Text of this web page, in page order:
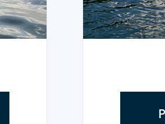
des croisières Time-out